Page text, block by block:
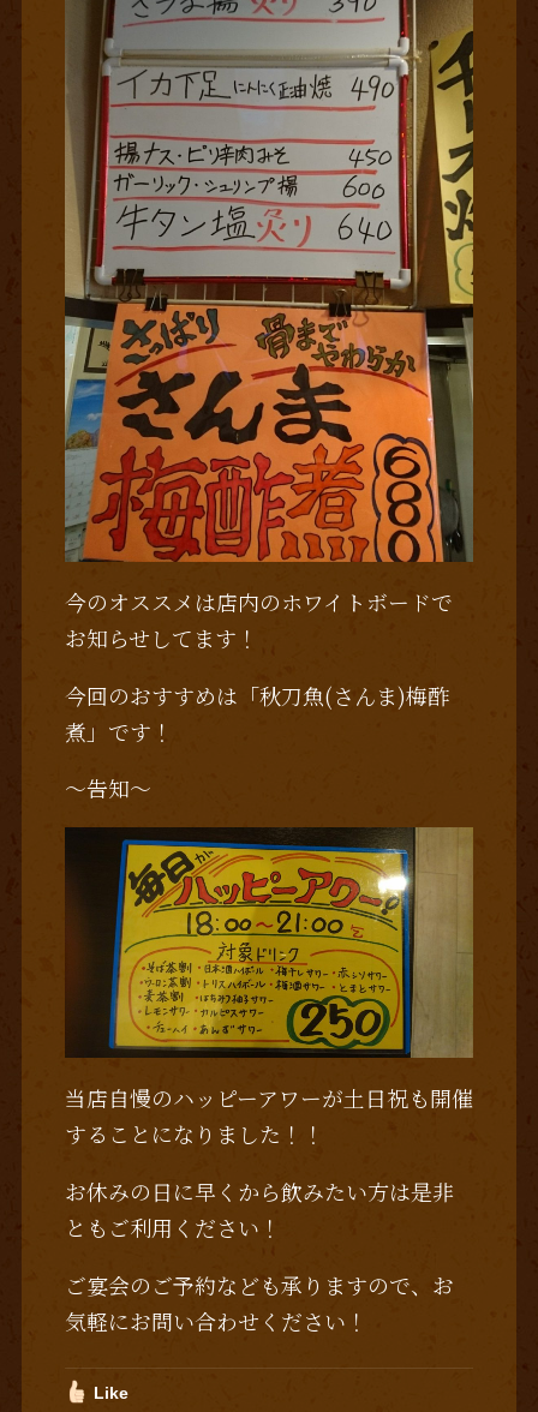
今のオススメは店内のホワイトボードで
お知らせしてます！
今回のおすすめは「秋刀魚(さんま)梅酢
煮」です！
～告知～
当店自慢のハッピーアワーが土日祝も開催
することになりました！！
お休みの日に早くから飲みたい方は是非
ともご利用ください！
ご宴会のご予約なども承りますので、お
気軽にお問い合わせください！
Like